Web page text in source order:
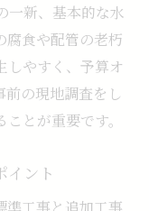
一新、基本的な水
腐食や配管の老朽
しやすく、予算オ
前の現地調査をし
とが重要です。
イント
準工事と追加工事